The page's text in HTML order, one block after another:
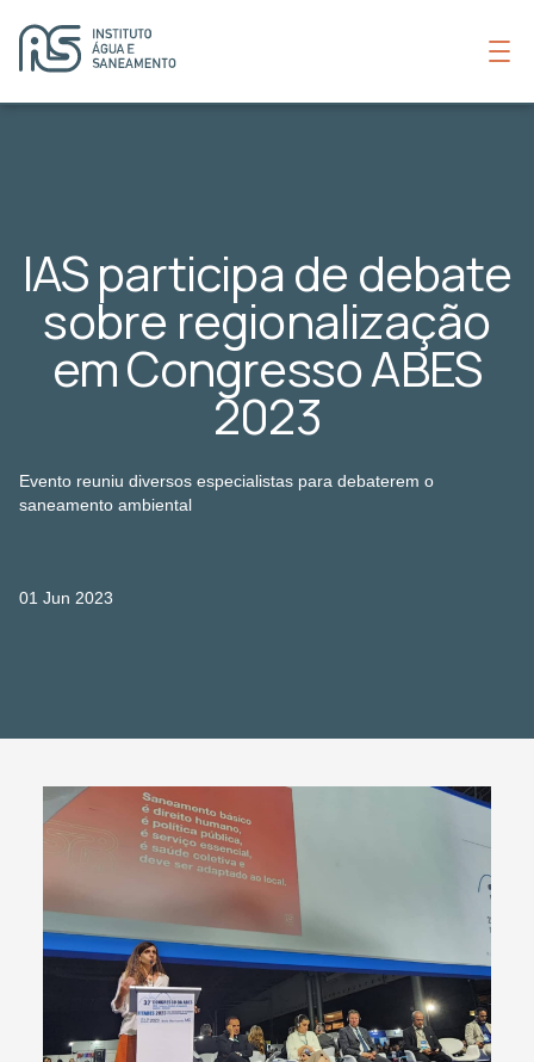
IAS participa de debate
sobre regionalização
em Congresso ABES
2023
Evento reuniu diversos especialistas para debaterem o
saneamento ambiental
01 Jun 2023